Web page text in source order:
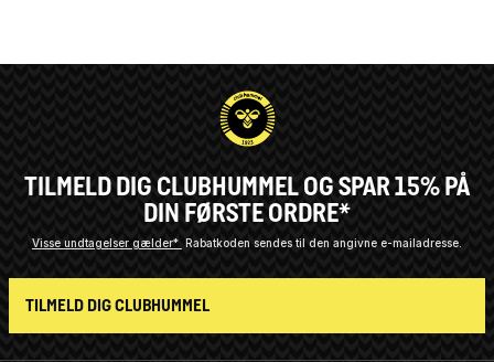
TILMELD DIG CLUBHUMMEL OG SPAR 15% PÅ
DIN FØRSTE ORDRE*
Visse undtagelser gælder* Rabatkoden sendes til den angivne e-mailadresse.
TILMELD DIG CLUBHUMMEL